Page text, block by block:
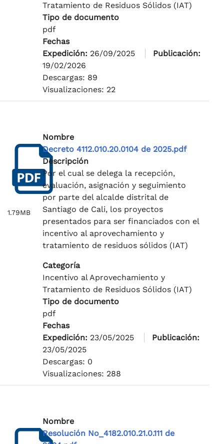
Tratamiento de Residuos Sólidos (IAT)
Tipo de documento
pdf
Fechas
Expedición: 26/09/2025
Publicación:
19/02/2026
Descargas: 89
Visualizaciones: 22
1.79MB
Nombre
Decreto 4112.010.20.0104 de 2025.pdf
Descripción
Por el cual se delega la recepción,
evaluación, asignación y seguimiento
por parte del alcalde distrital de
Santiago de Cali, los proyectos
presentados para ser financiados con el
incentivo al aprovechamiento y
tratamiento de residuos sólidos (IAT)
Categoría
Incentivo al Aprovechamiento y
Tratamiento de Residuos Sólidos (IAT)
Tipo de documento
pdf
Fechas
Expedición: 23/05/2025
Publicación:
23/05/2025
Descargas: 0
Visualizaciones: 288
Nombre
Resolución No_4182.010.21.0.111 de